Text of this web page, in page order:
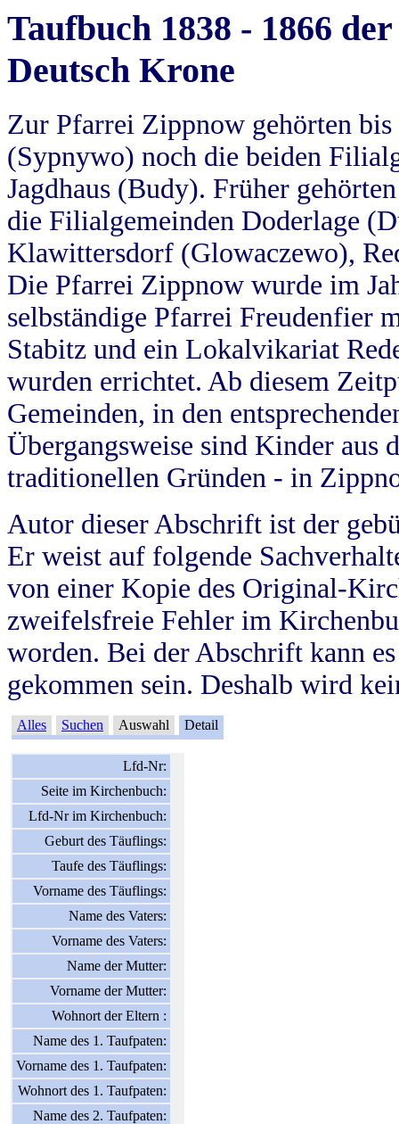
Taufbuch 1838 - 1866
Deutsch Krone
Zur Pfarrei Zippnow gehörten
(Sypnywo) noch die beiden
Jagdhaus (Budy). Früher
die Filialgemeinden Doderlage
Klawittersdorf (Glowaczewo),
Die Pfarrei Zippnow wurde im
selbständige Pfarrei Freudenfier
Stabitz und ein Lokalvikariat
wurden errichtet. Ab diesem
Gemeinden, in den
Übergangsweise sind Kinder aus
traditionellen Gründen - in
Autor dieser Abschrift ist der
Er weist auf folgende
von einer Kopie des Original-
zweifelsfreie Fehler im
worden. Bei der Abschrift kann
gekommen sein. Deshalb wird
Alles Suchen Auswahl Detail
Lfd-Nr:
Seite im Kirchenbuch:
Lfd-Nr im Kirchenbuch:
Geburt des Täuflings:
Taufe des Täuflings:
Vorname des Täuflings:
Name des Vaters:
Vorname des Vaters:
Name der Mutter:
Vorname der Mutter:
Wohnort der Eltern :
Name des 1. Taufpaten:
Vorname des 1. Taufpaten:
Wohnort des 1. Taufpaten:
Name des 2. Taufpaten: